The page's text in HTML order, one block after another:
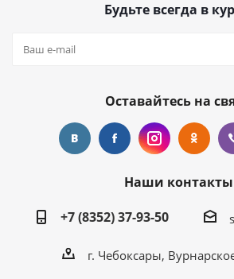
Будьте всегда в
Оставайтесь на
Наши контакты
+7 (8352) 37-93-50
г. Чебоксары,